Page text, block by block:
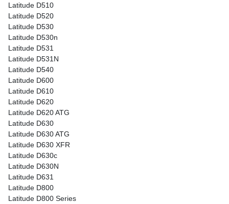
Latitude D510
Latitude D520
Latitude D530
Latitude D530n
Latitude D531
Latitude D531N
Latitude D540
Latitude D600
Latitude D610
Latitude D620
Latitude D620 ATG
Latitude D630
Latitude D630 ATG
Latitude D630 XFR
Latitude D630c
Latitude D630N
Latitude D631
Latitude D800
Latitude D800 Series